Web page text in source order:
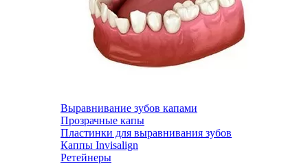
Выравнивание зубов капами
Прозрачные капы
Пластинки для выравнивания зубов
Каппы Invisalign
Ретейнеры